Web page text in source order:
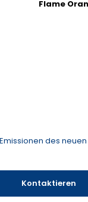
Flame
des neuen
Kontaktieren